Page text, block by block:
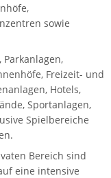
sowie
Freizeit- und
Hotels,
Sportanlagen,
Spielbereiche
Bereich sind
eine intensive